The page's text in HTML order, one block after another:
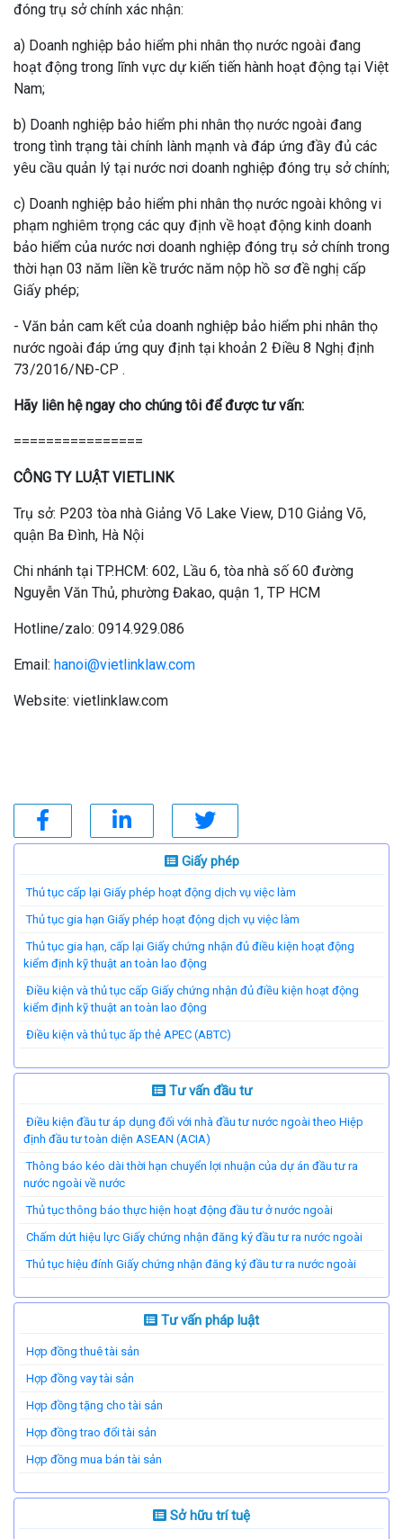
đóng trụ sở chính xác nhận:
a) Doanh nghiệp bảo hiểm phi nhân thọ nước ngoài đang
hoạt động trong lĩnh vực dự kiến tiến hành hoạt động tại Việt
Nam;
b) Doanh nghiệp bảo hiểm phi nhân thọ nước ngoài đang
trong tình trạng tài chính lành mạnh và đáp ứng đầy đủ các
yêu cầu quản lý tại nước nơi doanh nghiệp đóng trụ sở chính;
c) Doanh nghiệp bảo hiểm phi nhân thọ nước ngoài không vi
phạm nghiêm trọng các quy định về hoạt động kinh doanh
bảo hiểm của nước nơi doanh nghiệp đóng trụ sở chính trong
thời hạn 03 năm liền kề trước năm nộp hồ sơ đề nghị cấp
Giấy phép;
- Văn bản cam kết của doanh nghiệp bảo hiểm phi nhân thọ
nước ngoài đáp ứng quy định tại khoản 2 Điều 8 Nghị định
73/2016/NĐ-CP .
Hãy liên hệ ngay cho chúng tôi để được tư vấn:
================
CÔNG TY LUẬT VIETLINK
Trụ sở: P203 tòa nhà Giảng Võ Lake View, D10 Giảng Võ,
quận Ba Đình, Hà Nội
Chi nhánh tại TP.HCM: 602, Lầu 6, tòa nhà số 60 đường
Nguyễn Văn Thủ, phường Đakao, quận 1, TP HCM
Hotline/zalo: 0914.929.086
Email: hanoi@vietlinklaw.com
Website: vietlinklaw.com
Giấy phép
Thủ tục cấp lại Giấy phép hoạt động dịch vụ việc làm
Thủ tục gia hạn Giấy phép hoạt động dịch vụ việc làm
Thủ tục gia hạn, cấp lại Giấy chứng nhận đủ điều kiện hoạt động
kiểm định kỹ thuật an toàn lao động
Điều kiện và thủ tục cấp Giấy chứng nhận đủ điều kiện hoạt động
kiểm định kỹ thuật an toàn lao động
Điều kiện và thủ tục ấp thẻ APEC (ABTC)
Tư vấn đầu tư
Điều kiện đầu tư áp dụng đối với nhà đầu tư nước ngoài theo Hiệp
định đầu tư toàn diện ASEAN (ACIA)
Thông báo kéo dài thời hạn chuyển lợi nhuận của dự án đầu tư ra
nước ngoài về nước
Thủ tục thông báo thực hiện hoạt động đầu tư ở nước ngoài
Chấm dứt hiệu lực Giấy chứng nhận đăng ký đầu tư ra nước ngoài
Thủ tục hiệu đính Giấy chứng nhận đăng ký đầu tư ra nước ngoài
Tư vấn pháp luật
Hợp đồng thuê tài sản
Hợp đồng vay tài sản
Hợp đồng tặng cho tài sản
Hợp đồng trao đổi tài sản
Hợp đồng mua bán tài sản
Sở hữu trí tuệ